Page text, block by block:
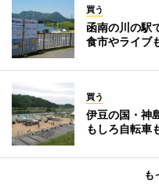
買う
函南の川の駅
食市やライブ
買う
伊豆の国・神
もしろ自転車
も